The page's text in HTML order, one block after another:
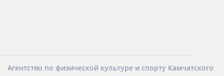
Агентство по физической культуре и спорту Камчатского